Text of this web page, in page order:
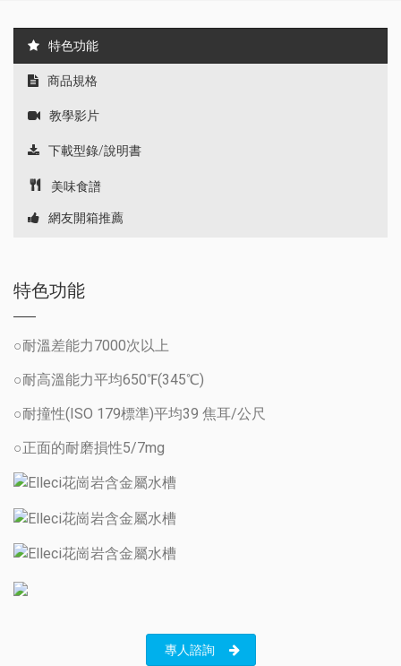
特色功能
商品規格
教學影片
下載型錄/說明書
美味食譜
網友開箱推薦
特色功能
○耐溫差能力7000次以上
○耐高溫能力平均650℉(345℃)
○耐撞性(ISO 179標準)平均39 焦耳/公尺
○正面的耐磨損性5/7mg
專人諮詢